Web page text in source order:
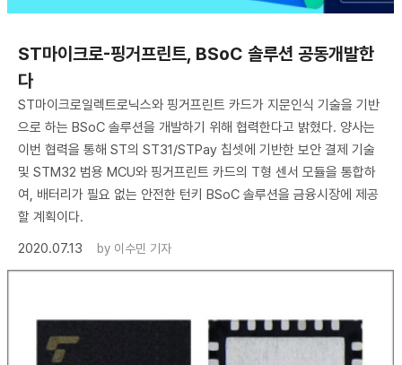
ST마이크로-핑거프린트, BSoC 솔루션 공동개발한
다
ST마이크로일렉트로닉스와 핑거프린트 카드가 지문인식 기술을 기반
으로 하는 BSoC 솔루션을 개발하기 위해 협력한다고 밝혔다. 양사는
이번 협력을 통해 ST의 ST31/STPay 칩셋에 기반한 보안 결제 기술
및 STM32 범용 MCU와 핑거프린트 카드의 T형 센서 모듈을 통합하
여, 배터리가 필요 없는 안전한 턴키 BSoC 솔루션을 금융시장에 제공
할 계획이다.
2020.07.13
by 이수민 기자